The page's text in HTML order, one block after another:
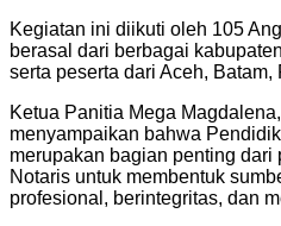
Kegiatan ini diikuti oleh 105
berasal dari berbagai
serta peserta dari Aceh,
Ketua Panitia Mega
menyampaikan bahwa
merupakan bagian penting dari
Notaris untuk membentuk
profesional, berintegritas, dan